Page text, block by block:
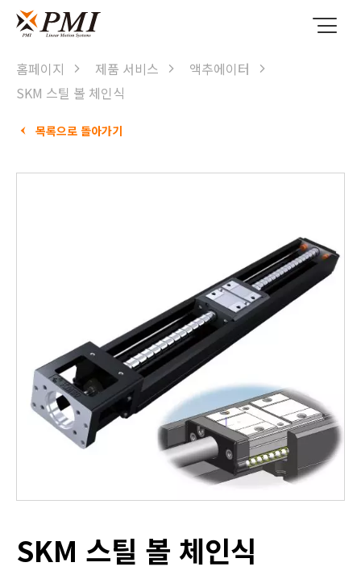
홈페이지 제품 서비스
액추에이터
SKM 스틸 볼 체인식
목록으로 돌아가기
SKM 스틸 볼 체인식